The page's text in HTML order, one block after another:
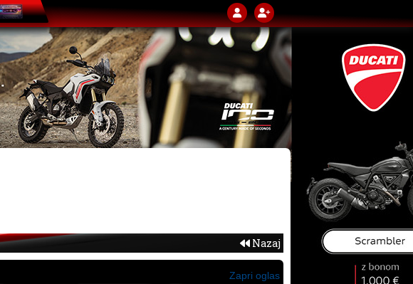
Nazaj
Zapri oglas